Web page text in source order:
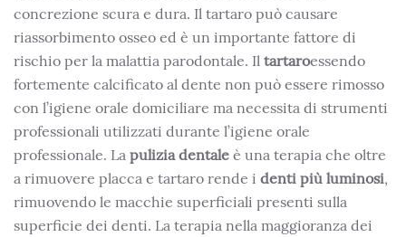
concrezione scura e dura. Il tartaro può causare
riassorbimento osseo ed è un importante fattore di
rischio per la malattia parodontale. Il tartaroessendo
fortemente calcificato al dente non può essere rimosso
con l’igiene orale domiciliare ma necessita di strumenti
professionali utilizzati durante l’igiene orale
professionale. La pulizia dentale è una terapia che oltre
a rimuovere placca e tartaro rende i denti più luminosi,
rimuovendo le macchie superficiali presenti sulla
superficie dei denti. La terapia nella maggioranza dei